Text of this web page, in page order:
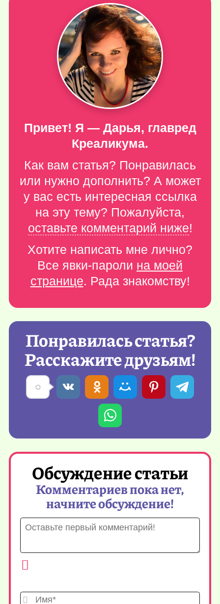
Привет! Я — Дарья, главред
Креаликума.
Как вам статья? Понравилась
или нужно дополнить? А может
у вас есть интересная ссылка
на эту тему? Пожалуйста,
оставьте комментарий ниже!
Хотите написать мне лично?
Все явки-пароли на моей
странице. Рада знакомству!
Понравилась статья?
Расскажите друзьям!
Обсуждение статьи
Комментариев пока нет,
начните обсуждение!
Имя*